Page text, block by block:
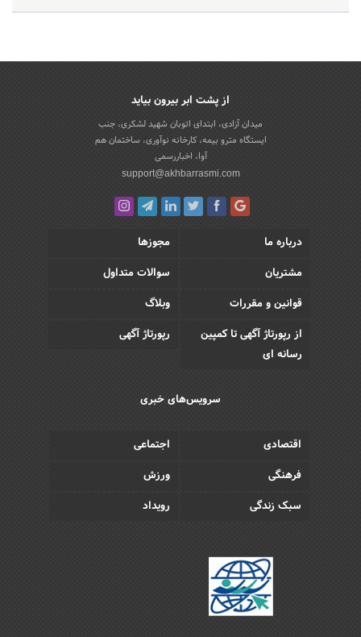
از پشت ابر بیرون بیاید
میدان آزادی، ابتدای اتوبان شهید لشکری، جنب
ایستگاه مترو بیمه، کارخانه نوآوری، ساختمان هم
آوا، اخباررسمی
support@akhbarrasmi.com
درباره ما
مجوزها
مشتریان
سوالات متداول
قوانین و مقررات
وبلاگ
از رپورتاژ آگهی تا کمپین
رسانه ای
رپورتاژ آگهی
سرویس‌های خبری
اقتصادی
اجتماعی
فرهنگی
ورزش
سبک زندگی
رویداد